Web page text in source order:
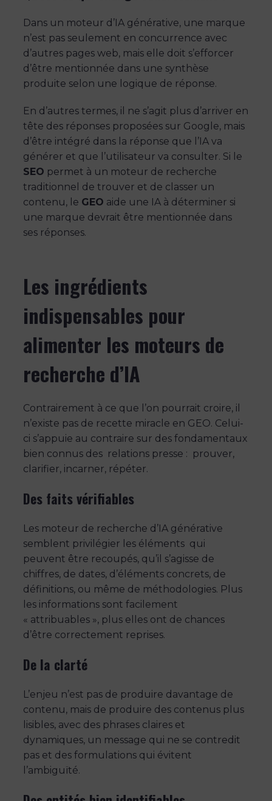
Dans un moteur d’IA générative, une marque
n’est pas seulement en concurrence avec
d’autres pages web, mais elle doit s’efforcer
d’être mentionnée dans une synthèse
produite selon une logique de réponse.
En d’autres termes, il ne s’agit plus d’arriver en
tête des réponses proposées sur Google, mais
d’être intégré dans la réponse que l’IA va
générer et que l’utilisateur va consulter. Si le
SEO permet à un moteur de recherche
traditionnel de trouver et de classer un
contenu, le GEO aide une IA à déterminer si
une marque devrait être mentionnée dans
ses réponses.
Les ingrédients
indispensables pour
alimenter les moteurs de
recherche d’IA
Contrairement à ce que l’on pourrait croire, il
n’existe pas de recette miracle en GEO. Celui-
ci s’appuie au contraire sur des fondamentaux
bien connus des relations presse : prouver,
clarifier, incarner, répéter.
Des faits vérifiables
Les moteur de recherche d’IA générative
semblent privilégier les éléments qui
peuvent être recoupés, qu’il s’agisse de
chiffres, de dates, d’éléments concrets, de
définitions, ou même de méthodologies. Plus
les informations sont facilement
« attribuables », plus elles ont de chances
d’être correctement reprises.
De la clarté
L’enjeu n’est pas de produire davantage de
contenu, mais de produire des contenus plus
lisibles, avec des phrases claires et
dynamiques, un message qui ne se contredit
pas et des formulations qui évitent
l’ambiguïté.